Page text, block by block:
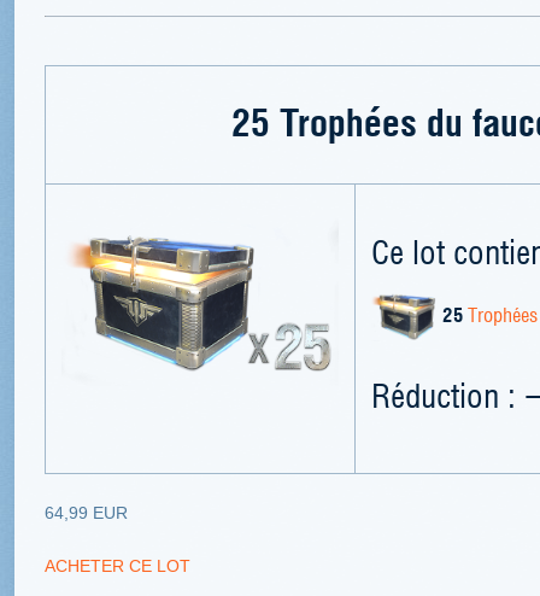
25 Trophées du
Ce lot
25
Réduction :
64,99 EUR
ACHETER CE LOT